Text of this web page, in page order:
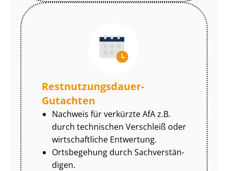
Rest­nut­zungs­dau­er-
Gutachten
Nachweis für verkürzte AfA z.B.
durch technischen Verschleiß oder
wirtschaftliche Entwertung.
Ortsbegehung durch Sach­ver­stän­
di­gen.